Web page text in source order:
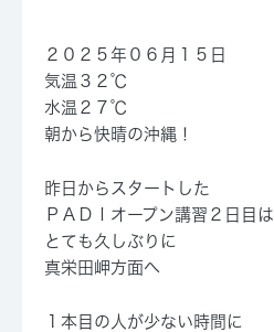
２０２５年０６月１５日
気温３２℃
水温２７℃
朝から快晴の沖縄！
昨日からスタートした
ＰＡＤＩオープン講習２日目は
とても久しぶりに
真栄田岬方面へ
１本目の人が少ない時間に